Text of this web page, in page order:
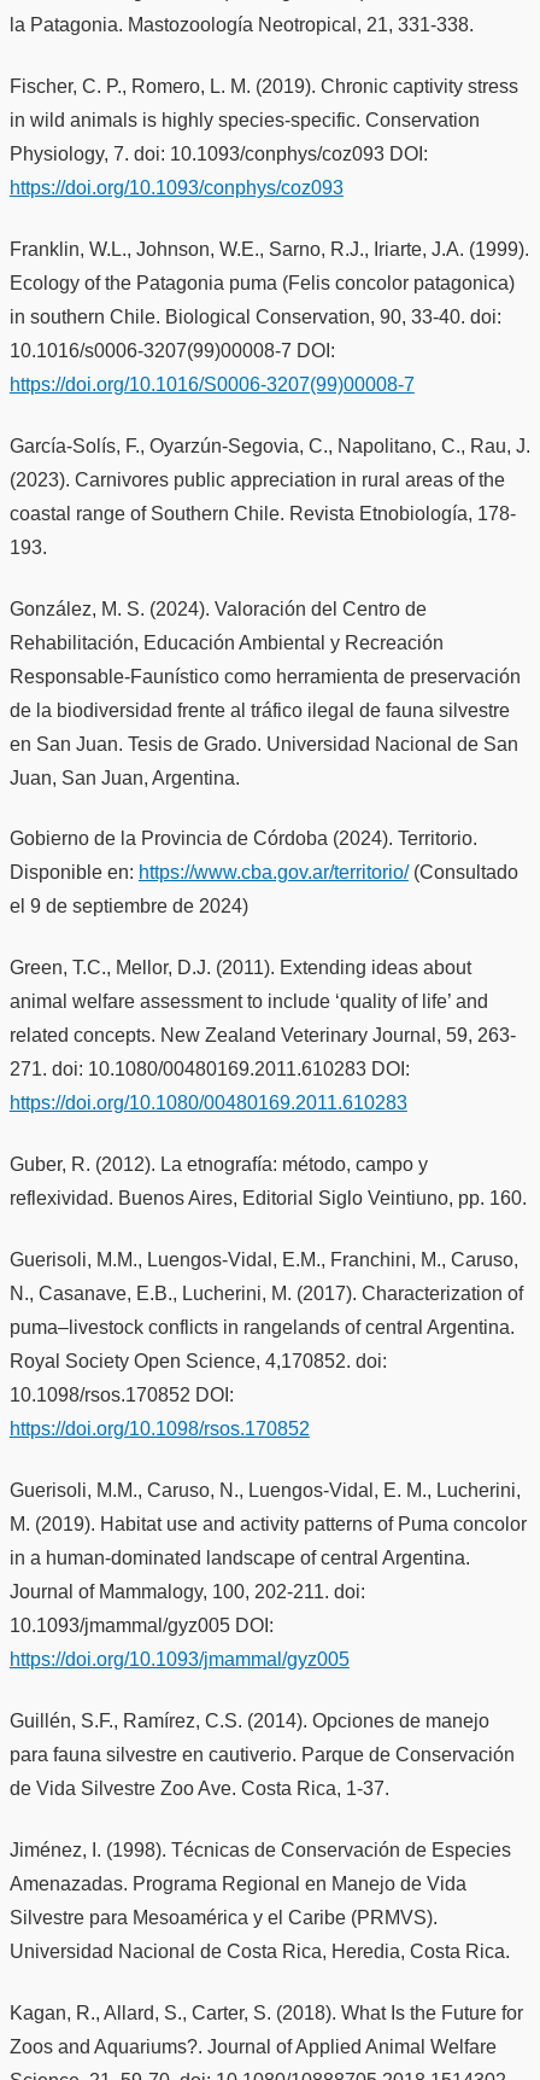
la Patagonia. Mastozoología Neotropical, 21, 331-338.
Fischer, C. P., Romero, L. M. (2019). Chronic captivity stress
in wild animals is highly species-specific. Conservation
Physiology, 7. doi: 10.1093/conphys/coz093 DOI:
https://doi.org/10.1093/conphys/coz093
Franklin, W.L., Johnson, W.E., Sarno, R.J., Iriarte, J.A. (1999).
Ecology of the Patagonia puma (Felis concolor patagonica)
in southern Chile. Biological Conservation, 90, 33-40. doi:
10.1016/s0006-3207(99)00008-7 DOI:
https://doi.org/10.1016/S0006-3207(99)00008-7
García-Solís, F., Oyarzún-Segovia, C., Napolitano, C., Rau, J.
(2023). Carnivores public appreciation in rural areas of the
coastal range of Southern Chile. Revista Etnobiología, 178-
193.
González, M. S. (2024). Valoración del Centro de
Rehabilitación, Educación Ambiental y Recreación
Responsable-Faunístico como herramienta de preservación
de la biodiversidad frente al tráfico ilegal de fauna silvestre
en San Juan. Tesis de Grado. Universidad Nacional de San
Juan, San Juan, Argentina.
Gobierno de la Provincia de Córdoba (2024). Territorio.
Disponible en: https://www.cba.gov.ar/territorio/(Consultado
el 9 de septiembre de 2024)
Green, T.C., Mellor, D.J. (2011). Extending ideas about
animal welfare assessment to include ‘quality of life’ and
related concepts. New Zealand Veterinary Journal, 59, 263-
271. doi: 10.1080/00480169.2011.610283 DOI:
https://doi.org/10.1080/00480169.2011.610283
Guber, R. (2012). La etnografía: método, campo y
reflexividad. Buenos Aires, Editorial Siglo Veintiuno, pp. 160.
Guerisoli, M.M., Luengos-Vidal, E.M., Franchini, M., Caruso,
N., Casanave, E.B., Lucherini, M. (2017). Characterization of
puma–livestock conflicts in rangelands of central Argentina.
Royal Society Open Science, 4,170852. doi:
10.1098/rsos.170852 DOI:
https://doi.org/10.1098/rsos.170852
Guerisoli, M.M., Caruso, N., Luengos-Vidal, E. M., Lucherini,
M. (2019). Habitat use and activity patterns of Puma concolor
in a human-dominated landscape of central Argentina.
Journal of Mammalogy, 100, 202-211. doi:
10.1093/jmammal/gyz005 DOI:
https://doi.org/10.1093/jmammal/gyz005
Guillén, S.F., Ramírez, C.S. (2014). Opciones de manejo
para fauna silvestre en cautiverio. Parque de Conservación
de Vida Silvestre Zoo Ave. Costa Rica, 1-37.
Jiménez, I. (1998). Técnicas de Conservación de Especies
Amenazadas. Programa Regional en Manejo de Vida
Silvestre para Mesoamérica y el Caribe (PRMVS).
Universidad Nacional de Costa Rica, Heredia, Costa Rica.
Kagan, R., Allard, S., Carter, S. (2018). What Is the Future for
Zoos and Aquariums?. Journal of Applied Animal Welfare